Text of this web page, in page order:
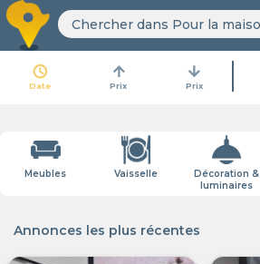
access_time
Date
arrow_upward
Prix
arrow_downward
Prix
Meubles Vaisselle
Décoration &
luminaires
Annonces les plus récentes